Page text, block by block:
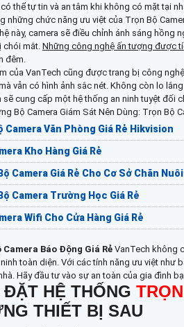
thể tự tin và an tâm khi không có mặt tại
những chức năng ưu việt của Trọn Bộ
này, camera sẽ điều chỉnh ánh sáng hồng
chói mắt.Những công nghệ ấn tượng được
đêm.
của VanTech cũng được trang bị công
vẫn có hình ảnh sắc nét. Không còn lo
sẽ cung cấp một hệ thống an ninh tuyệt đối
Bộ Camera Giám Sát Nên Dùng: Trọn Bộ
Camera Văn Phòng Giá Rẻ Hikvision
Kho Hàng Giá Rẻ
Camera Giá Rẻ Cho Cơ Sở Chăn
Camera Trường Học Giá Rẻ
Wifi Cho Cửa Hàng Giá Rẻ
Camera Báo Động Giá Rẻ VanTech không
toàn diện. Với các tính năng ưu việt như
Hãy đầu tư vào sự an toàn của gia đình
HỆ THỐNG
THIẾT BỊ SAU